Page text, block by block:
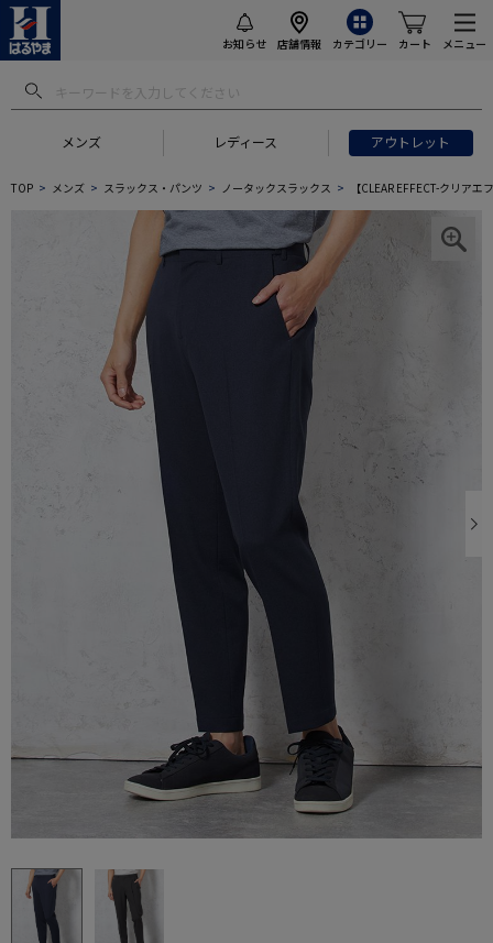
お知らせ 店舗情報 カテゴリー カート メニュー
メンズ レディース アウトレット
TOP メンズ スラックス・パンツ ノータックスラックス 【CLEAR EFFECT-クリア